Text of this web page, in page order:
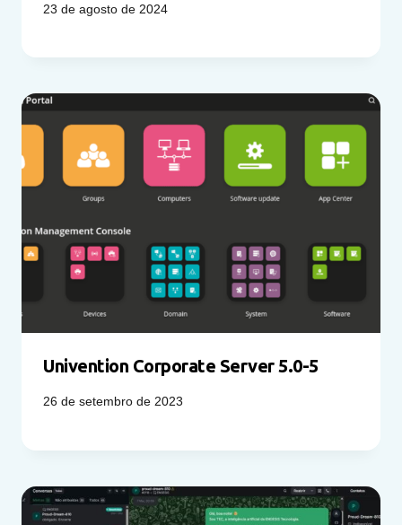
23 de agosto de 2024
Univention Corporate Server 5.0-5
26 de setembro de 2023